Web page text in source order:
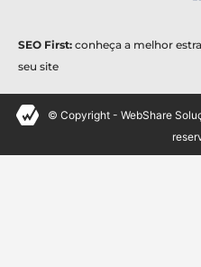
SEO First: conheça a melhor
seu site
© Copyright - WebShare